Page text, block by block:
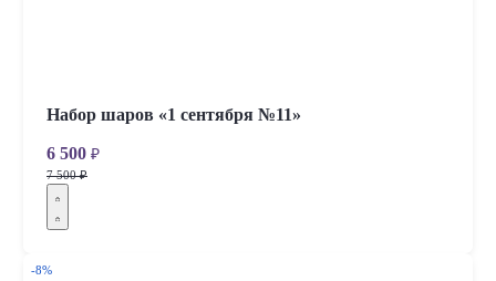
Набор шаров «1 сентября №11»
6 500 ₽
7 500 ₽
-8%